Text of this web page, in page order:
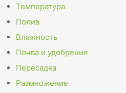
Температура
Полив
Влажность
Почва и удобрения
Пересадка
Размножение